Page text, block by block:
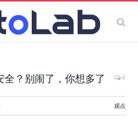
全？别闹了，你想多了 0
观点